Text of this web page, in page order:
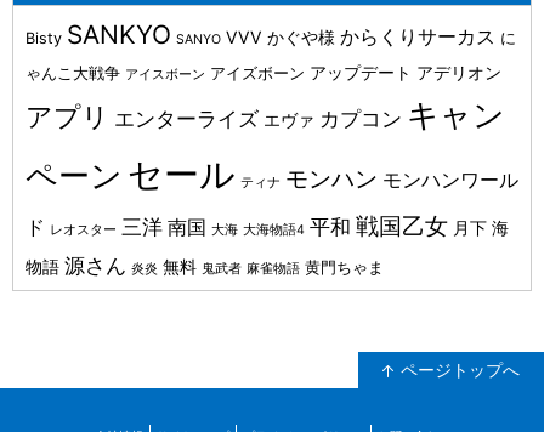
Bisty SANKYO SANYO VVV かぐや様 からくりサーカス に
ゃんこ大戦争 アイスボーン アイズボーン アップデート アデリオン
アプリ エンターライズ エヴァ カプコン キャン
ペーン セール ティナ モンハン モンハンワール
ド レオスター 三洋 南国 大海 大海物語4 平和 戦国乙女 月下 海
物語 源さん 炎炎 無料 鬼武者 麻雀物語 黄門ちゃま
ページトップへ